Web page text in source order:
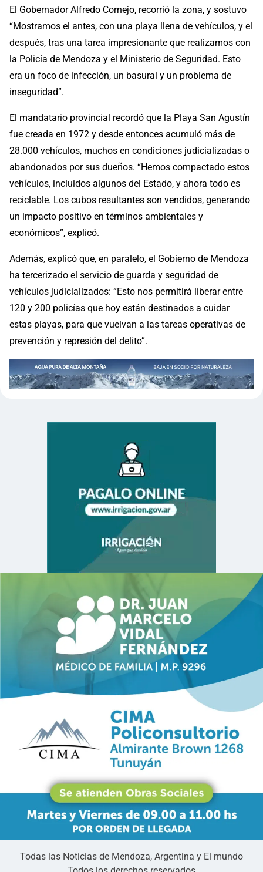
El Gobernador Alfredo Cornejo, recorrió la zona, y sostuvo
“Mostramos el antes, con una playa llena de vehículos, y el
después, tras una tarea impresionante que realizamos con
la Policía de Mendoza y el Ministerio de Seguridad. Esto
era un foco de infección, un basural y un problema de
inseguridad”.
El mandatario provincial recordó que la Playa San Agustín
fue creada en 1972 y desde entonces acumuló más de
28.000 vehículos, muchos en condiciones judicializadas o
abandonados por sus dueños. “Hemos compactado estos
vehículos, incluidos algunos del Estado, y ahora todo es
reciclable. Los cubos resultantes son vendidos, generando
un impacto positivo en términos ambientales y
económicos”, explicó.
Además, explicó que, en paralelo, el Gobierno de Mendoza
ha tercerizado el servicio de guarda y seguridad de
vehículos judicializados: “Esto nos permitirá liberar entre
120 y 200 policías que hoy están destinados a cuidar
estas playas, para que vuelvan a las tareas operativas de
prevención y represión del delito”.
Todas las Noticias de Mendoza, Argentina y El mundo